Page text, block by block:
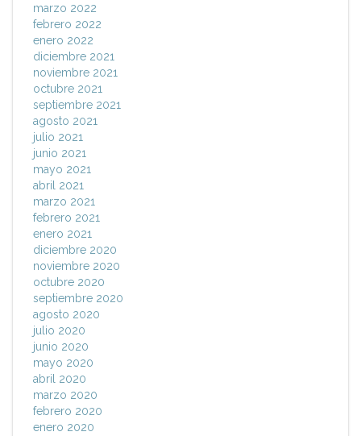
marzo 2022
febrero 2022
enero 2022
diciembre 2021
noviembre 2021
octubre 2021
septiembre 2021
agosto 2021
julio 2021
junio 2021
mayo 2021
abril 2021
marzo 2021
febrero 2021
enero 2021
diciembre 2020
noviembre 2020
octubre 2020
septiembre 2020
agosto 2020
julio 2020
junio 2020
mayo 2020
abril 2020
marzo 2020
febrero 2020
enero 2020